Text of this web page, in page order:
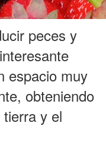
peces y
espacio muy
obteniendo
y el